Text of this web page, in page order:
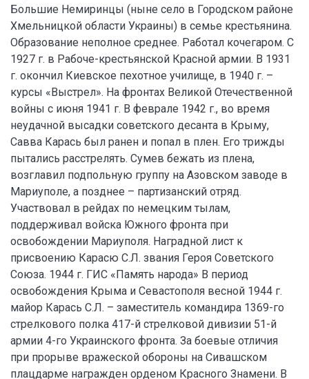
Большие Немиринцы (ныне село в Городском районе
Хмельницкой области Украины) в семье крестьянина.
Образование неполное среднее. Работал кочегаром. С
1927 г. в Рабоче-крестьянской Красной армии. В 1931
г. окончил Киевское пехотное училище, в 1940 г. –
курсы «Выстрел». На фронтах Великой Отечественной
войны с июня 1941 г. В феврале 1942 г., во время
неудачной высадки советского десанта в Крыму,
Савва Карась был ранен и попал в плен. Его трижды
пытались расстрелять. Сумев бежать из плена,
возглавил подпольную группу на Азовском заводе в
Мариуполе, а позднее – партизанский отряд.
Участвовал в рейдах по немецким тылам,
поддерживал войска Южного фронта при
освобождении Мариуполя. Наградной лист к
присвоению Карасю С.Л. звания Героя Советского
Союза. 1944 г. ГИС «Память народа» В период
освобождения Крыма и Севастополя весной 1944 г.
майор Карась С.Л. – заместитель командира 1369-го
стрелкового полка 417-й стрелковой дивизии 51-й
армии 4-го Украинского фронта. За боевые отличия
при прорыве вражеской обороны на Сивашском
плацдарме награжден орденом Красного Знамени. В